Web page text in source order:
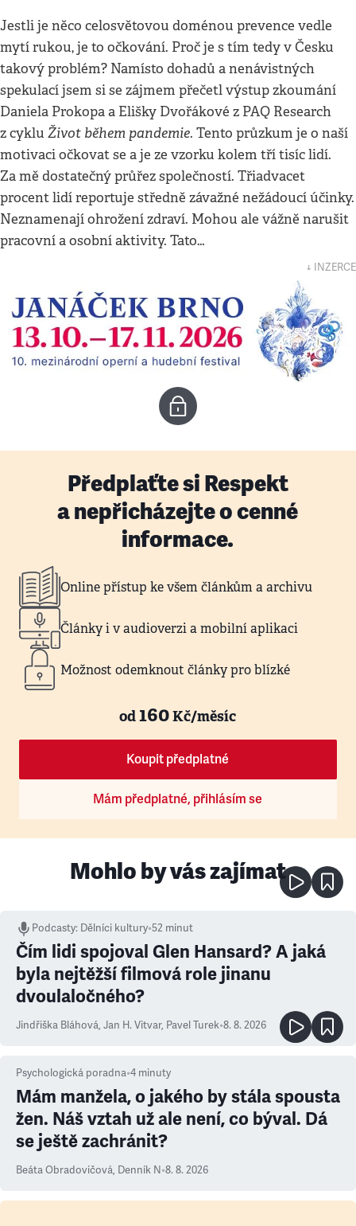
Jestli je něco celosvětovou doménou prevence vedle
mytí rukou, je to očkování. Proč je s tím tedy v Česku
takový problém? Namísto dohadů a nenávistných
spekulací jsem si se zájmem přečetl výstup zkoumání
Daniela Prokopa a Elišky Dvořákové z PAQ Research
z cyklu Život během pandemie. Tento průzkum je o naší
motivaci očkovat se a je ze vzorku kolem tří tisíc lidí.
Za mě dostatečný průřez společností. Třiadvacet
procent lidí reportuje středně závažné nežádoucí účinky.
Neznamenají ohrožení zdraví. Mohou ale vážně narušit
pracovní a osobní aktivity. Tato…
↓ INZERCE
Předplaťte si Respekt
a nepřicházejte o cenné
informace.
Online přístup ke všem článkům a archivu
Články i v audioverzi a mobilní aplikaci
Možnost odemknout články pro blízké
od160Kč/měsíc
Koupit předplatné
Mám předplatné, přihlásím se
Mohlo by vás zajímat
Podcasty: Dělníci kultury•52 minut
Čím lidi spojoval Glen Hansard? A jaká
byla nejtěžší filmová role jinanu
dvoulaločného?
Jindřiška Bláhová, Jan H. Vitvar, Pavel Turek•8. 8. 2026
Psychologická poradna•4 minuty
Mám manžela, o jakého by stála spousta
žen. Náš vztah už ale není, co býval. Dá
se ještě zachránit?
Beáta Obradovičová, Denník N•8. 8. 2026